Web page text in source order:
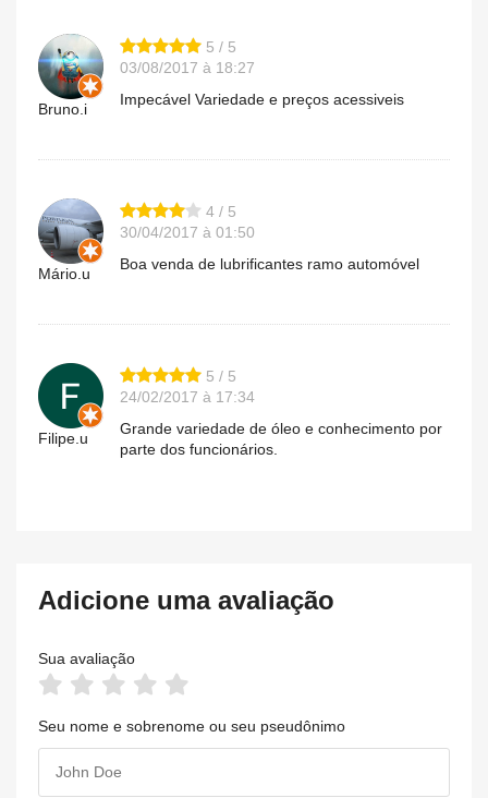
Bruno.i
5 / 5
03/08/2017 à 18:27
Impecável Variedade e preços acessiveis
Mário.u
4 / 5
30/04/2017 à 01:50
Boa venda de lubrificantes ramo automóvel
Filipe.u
5 / 5
24/02/2017 à 17:34
Grande variedade de óleo e conhecimento por
parte dos funcionários.
Adicione uma avaliação
Sua avaliação
Seu nome e sobrenome ou seu pseudônimo